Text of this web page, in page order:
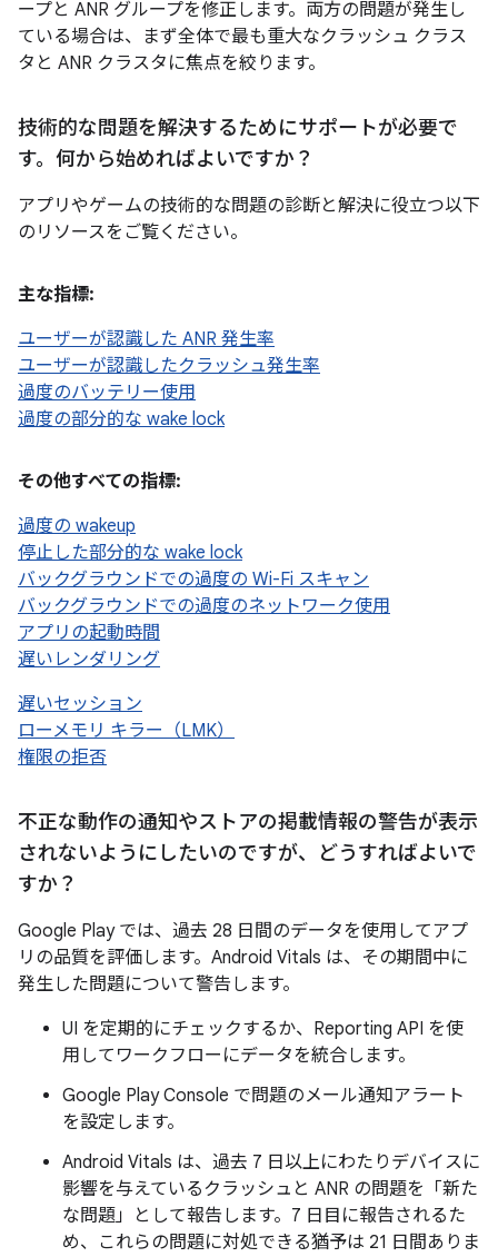
ープと ANR グループを修正します。両方の問題が発生し
ている場合は、まず全体で最も重大なクラッシュ クラス
タと ANR クラスタに焦点を絞ります。
技術的な問題を解決するためにサポートが必要で
す。何から始めればよいですか？
アプリやゲームの技術的な問題の診断と解決に役立つ以下
のリソースをご覧ください。
主な指標:
ユーザーが認識した ANR 発生率
ユーザーが認識したクラッシュ発生率
過度のバッテリー使用
過度の部分的な wake lock
その他すべての指標:
過度の wakeup
停止した部分的な wake lock
バックグラウンドでの過度の Wi-Fi スキャン
バックグラウンドでの過度のネットワーク使用
アプリの起動時間
遅いレンダリング
遅いセッション
ローメモリ キラー（LMK）
権限の拒否
不正な動作の通知やストアの掲載情報の警告が表示
されないようにしたいのですが、どうすればよいで
すか？
Google Play では、過去 28 日間のデータを使用してアプ
リの品質を評価します。Android Vitals は、その期間中に
発生した問題について警告します。
UI を定期的にチェックするか、Reporting API を使
用してワークフローにデータを統合します。
Google Play Console で問題のメール通知アラート
を設定します。
Android Vitals は、過去 7 日以上にわたりデバイスに
影響を与えているクラッシュと ANR の問題を「新た
な問題」として報告します。7 日目に報告されるた
め、これらの問題に対処できる猶予は 21 日間ありま